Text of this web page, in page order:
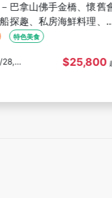
巴拿山佛手金橋、懷舊
探趣、私房海鮮料理、
店<星宇限時促銷團>
特色美食
$25,800